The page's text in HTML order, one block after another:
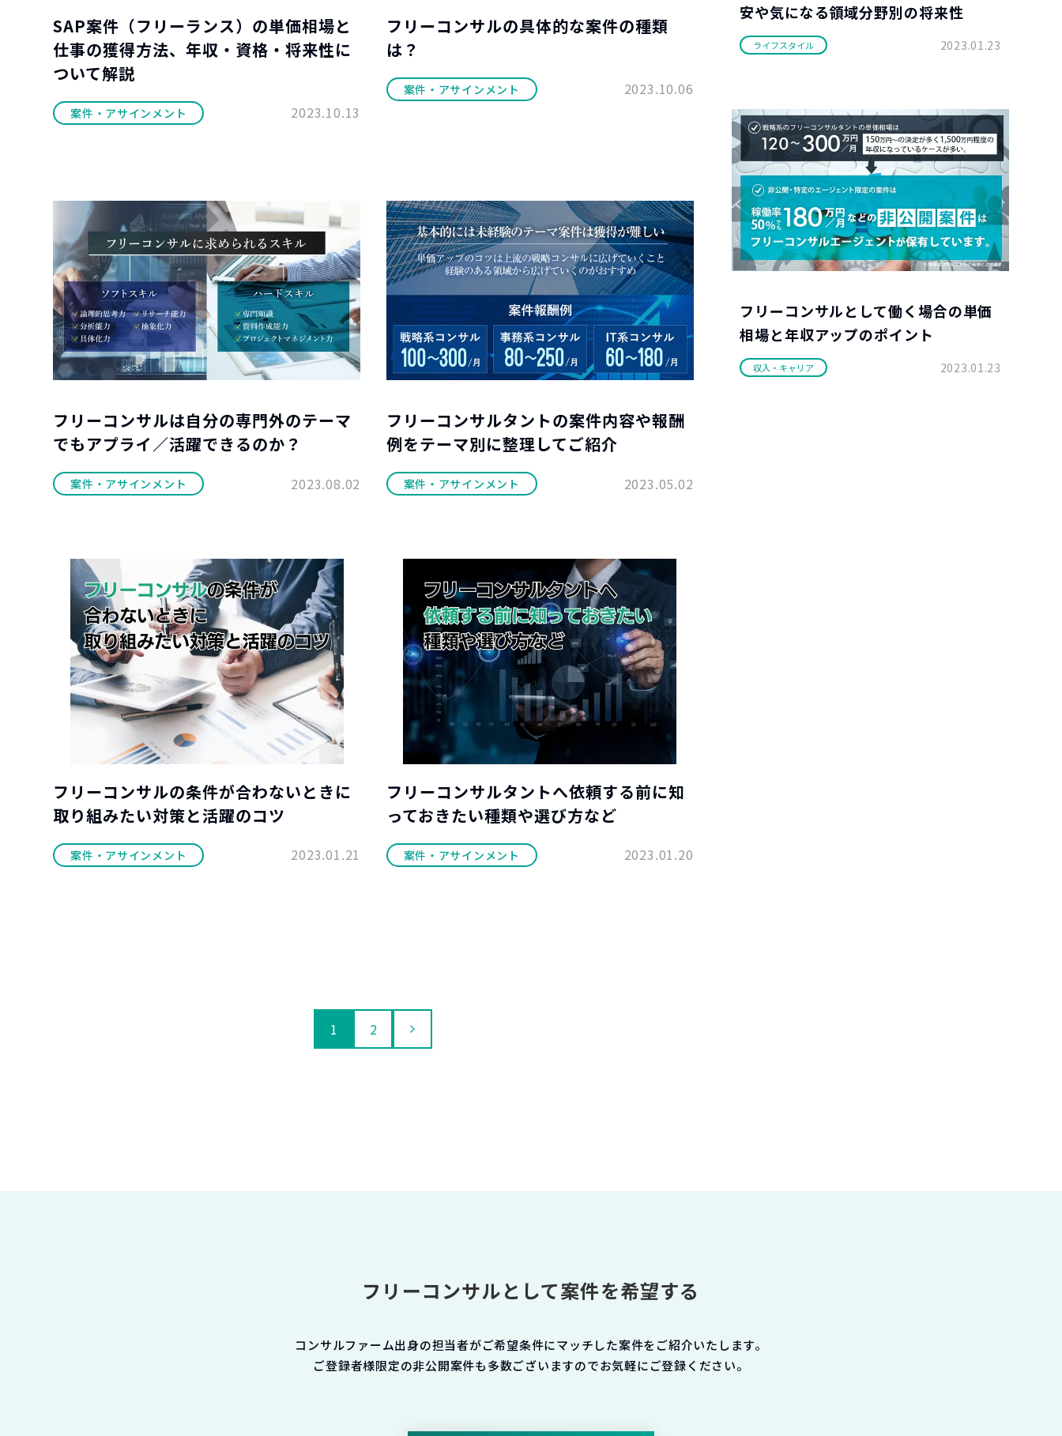
SAP案件（フリーランス）の単価相場と
仕事の獲得方法、年収・資格・将来性に
ついて解説
案件・アサインメント 2023.10.13
フリーコンサルの具体的な案件の種類
は？
案件・アサインメント 2023.10.06
フリーコンサルは自分の専門外のテーマ
でもアプライ／活躍できるのか？
案件・アサインメント 2023.08.02
フリーコンサルタントの案件内容や報酬
例をテーマ別に整理してご紹介
案件・アサインメント 2023.05.02
フリーコンサルの条件が合わないときに
取り組みたい対策と活躍のコツ
案件・アサインメント 2023.01.21
フリーコンサルタントへ依頼する前に知
っておきたい種類や選び方など
案件・アサインメント 2023.01.20
1 2
安や気になる領域分野別の将来性
ライフスタイル 2023.01.23
フリーコンサルとして働く場合の単価
相場と年収アップのポイント
収入・キャリア 2023.01.23
フリーコンサルとして案件を希望する
コンサルファーム出身の担当者がご希望条件にマッチした案件をご紹介いたします。
ご登録者様限定の非公開案件も多数ございますのでお気軽にご登録ください。